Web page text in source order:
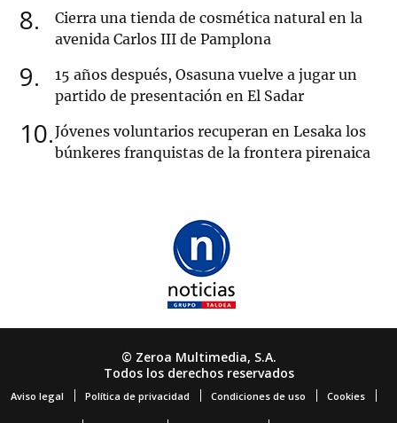
8
Cierra una tienda de cosmética natural en la
avenida Carlos III de Pamplona
9
15 años después, Osasuna vuelve a jugar un
partido de presentación en El Sadar
10 Jóvenes voluntarios recuperan en Lesaka los
búnkeres franquistas de la frontera pirenaica
© Zeroa Multimedia, S.A.
Todos los derechos reservados
Aviso legal Política de privacidad Condiciones de uso Cookies